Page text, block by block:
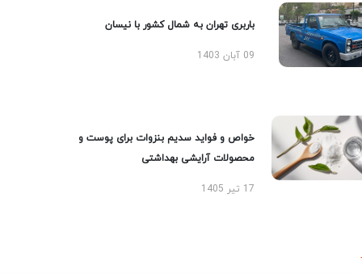
باربری تهران به شمال کشور با نیسان
09 آبان 1403
خواص و فواید سدیم بنزوات برای پوست و
محصولات آرایشی بهداشتی
17 تیر 1405